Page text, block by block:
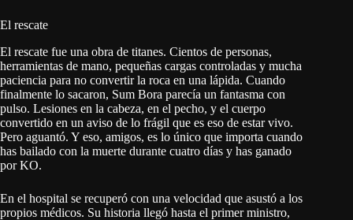
El rescate
El rescate fue una obra de titanes. Cientos de personas,
herramientas de mano, pequeñas cargas controladas y mucha
paciencia para no convertir la roca en una lápida. Cuando
finalmente lo sacaron, Sum Bora parecía un fantasma con
pulso. Lesiones en la cabeza, en el pecho, y el cuerpo
convertido en un aviso de lo frágil que es eso de estar vivo.
Pero aguantó. Y eso, amigos, es lo único que importa cuando
has bailado con la muerte durante cuatro días y has ganado
por KO.
En el hospital se recuperó con una velocidad que asustó a los
propios médicos. Su historia llegó hasta el primer ministro,